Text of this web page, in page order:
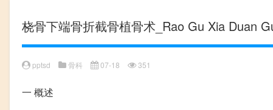
桡骨下端骨折截骨植骨术_Rao Gu Xia Duan
pptsd 骨科 07-18 351
一 概述